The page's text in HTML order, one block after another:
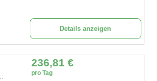
Details anzeigen
236,81 €
pro Tag